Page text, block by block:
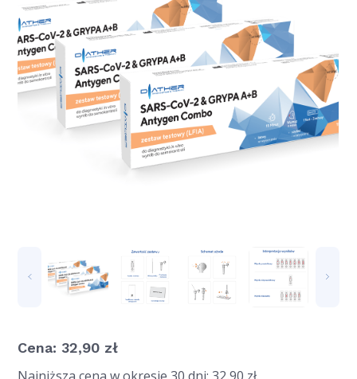
Cena:32,90 zł